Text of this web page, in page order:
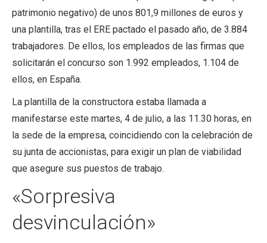
patrimonio negativo) de unos 801,9 millones de euros y
una plantilla, tras el ERE pactado el pasado año, de 3.884
trabajadores. De ellos, los empleados de las firmas que
solicitarán el concurso son 1.992 empleados, 1.104 de
ellos, en España.
La plantilla de la constructora estaba llamada a
manifestarse este martes, 4 de julio, a las 11.30 horas, en
la sede de la empresa, coincidiendo con la celebración de
su junta de accionistas, para exigir un plan de viabilidad
que asegure sus puestos de trabajo.
«Sorpresiva
desvinculación»